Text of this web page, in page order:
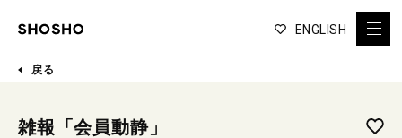
ENGLISH
戻る
雑報「会員動静」